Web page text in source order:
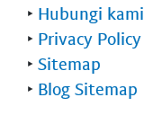
‣ Hubungi kami
‣ Privacy Policy
‣ Sitemap
‣ Blog Sitemap